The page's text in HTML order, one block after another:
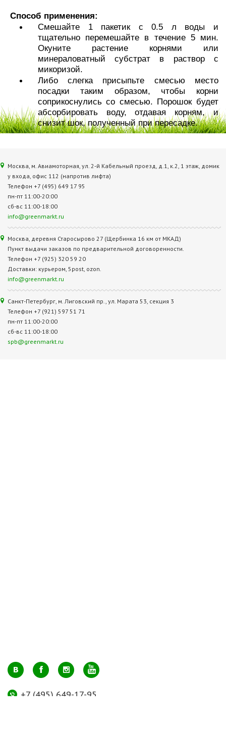
Способ применения:
Смешайте 1 пакетик с 0.5 л воды и
тщательно перемешайте в течение 5 мин.
Окуните растение корнями или
минераловатный субстрат в раствор с
микоризой.
Либо слегка присыпьте смесью место
посадки таким образом, чтобы корни
соприкоснулись со смесью. Порошок будет
абсорбировать воду, отдавая корням, и
снизит шок, полученный при пересадке.
Москва, м. Авиамоторная, ул. 2‑й Кабельный проезд, д.1, к.2, 1 этаж, домик
у входа, офис 112 (напротив лифта)
Телефон +7 (495) 649 17 95
пн-пт 11:00-20:00
сб-вс 11:00-18:00
info@greenmarkt.ru
Москва, деревня Старосырово 27 (Щербинка 16 км от МКАД)
Пункт выдачи заказов по предварительной договоренности.
Телефон +7 (925) 320 59 20
Доставки: курьером, 5post, ozon.
info@greenmarkt.ru
Санкт-Петербург, м. Лиговский пр., ул. Марата 53, секция 3
Телефон +7 (921) 597 51 71
пн-пт 11:00-20:00
сб-вс 11:00-18:00
spb@greenmarkt.ru
+7 (495) 649-17-95